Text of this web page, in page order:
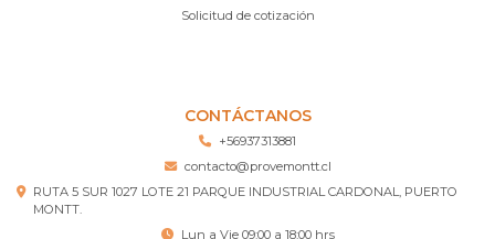
Solicitud de cotización
CONTÁCTANOS
+56937313881
contacto@provemontt.cl
RUTA 5 SUR 1027 LOTE 21 PARQUE INDUSTRIAL CARDONAL, PUERTO
MONTT.
Lun a Vie 09:00 a 18:00 hrs